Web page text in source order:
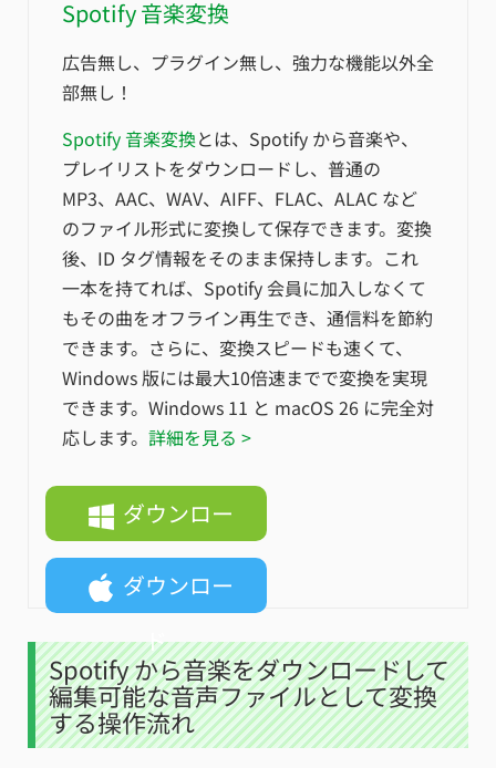
Spotify 音楽変換
広告無し、プラグイン無し、強力な機能以外全
部無し！
Spotify 音楽変換とは、Spotify から音楽や、
プレイリストをダウンロードし、普通の
MP3、AAC、WAV、AIFF、FLAC、ALAC など
のファイル形式に変換して保存できます。変換
後、ID タグ情報をそのまま保持します。これ
一本を持てれば、Spotify 会員に加入しなくて
もその曲をオフライン再生でき、通信料を節約
できます。さらに、変換スピードも速くて、
Windows 版には最大10倍速までで変換を実現
できます。Windows 11 と macOS 26 に完全対
応します。 詳細を見る >
ダウンロー
ド
ダウンロー
ド
Spotify から音楽をダウンロードして
編集可能な音声ファイルとして変換
する操作流れ